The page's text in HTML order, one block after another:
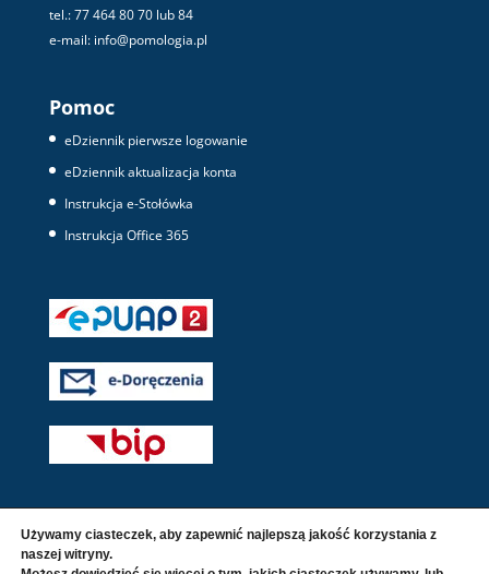
tel.: 77 464 80 70 lub 84
e-mail: info@pomologia.pl
Pomoc
eDziennik pierwsze logowanie
eDziennik aktualizacja konta
Instrukcja e-Stołówka
Instrukcja Office 365
Używamy ciasteczek, aby zapewnić najlepszą jakość korzystania z
naszej witryny.